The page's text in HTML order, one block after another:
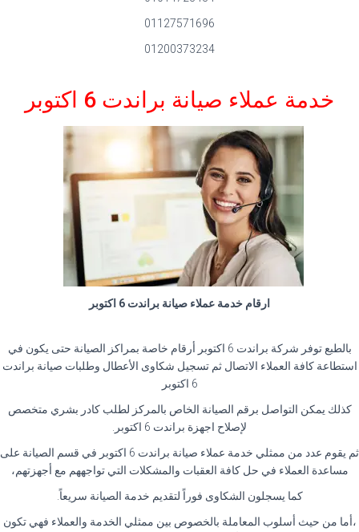
01127571696
01200373234
خدمة عملاء صيانة براندت 6 اكتوبر
ارقام خدمة عملاء صيانة براندت 6 اكتوبر
بالطبع توفر شركة براندت 6 اكتوبر أرقام خاصة بمراكز الصيانة حتى يكون في
استطاعة كافة العملاء الاتصال ثم تسجيل شكاوى الأعطال وطلبات صيانة براندت
6 اكتوبر
كذلك يمكن التواصل برقم الصيانة الخاص بالمركز لطلب كادر بشري متخصص
لإصلاح اجهزة براندت 6 اكتوبر.
ثم يقوم عدد من ممثلي خدمة عملاء صيانة براندت 6 اكتوبر في قسم الصيانة على
مساعدة العملاء في حل كافة العقبات والمشكلات التي تواجههم مع أجهزتهم،
كما يسجلون الشكاوى فوراً لتقديم خدمة الصيانة سريعاً.
،أما من حيث أسلوب المعاملة بالخصوص بين ممثلي الخدمة والعملاء فهي تكون